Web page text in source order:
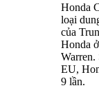
Honda
loại
của
Honda
Warren.
EU,
9 lần.